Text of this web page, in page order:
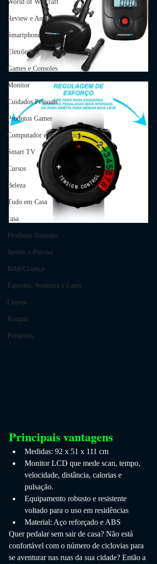
World of Warcraft
Review e Análise
Smartphone
Eletrônicos
Games e Consoles
Monitor
Cuidados Pessoais
Produtos Gamer
Computador e Informática
Smart TV
Cursos
Beleza
Tudo em Casa
casa
Produtos Naturais
Jardim e Piscina
Bebê/Criança
Esportes, Aventura e Lazer
Cupom
Roupas
Presentes
Principais vantagens
Medidas: 92 x 51 x 111 cm
Monitor LCD que mede scan, tempo,
velocidade, distância, calorias e
pulsação.
Equipamento robusto e resistente
voltado para o uso em residências
Material: Aço reforçado e ABS
Quer pedalar sem sair de casa? Não está
confortável com o número de ciclovias para
se aventurar nas ruas da sua cidade? Então a